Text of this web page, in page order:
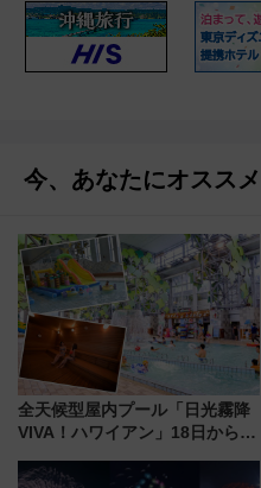
今、あなたにオススメ
全天候型屋内プール「日光霧降
VIVA！ハワイアン」18日から営
ァミリーから大人まで幅広い世